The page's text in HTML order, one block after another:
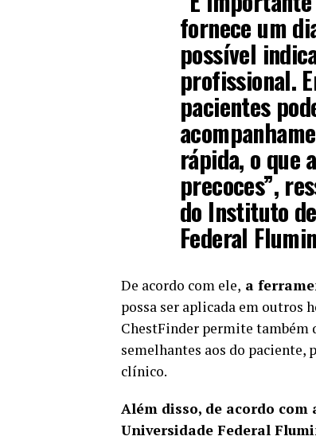
fornece um
possível
profissional.
pacientes
rápida, o que
precoces”,
do Instituto
Federal
De acordo com ele, a
possa ser aplicada em outros
ChestFinder permite também
semelhantes aos do paciente,
clínico.
Além disso, de acordo
Universidade Federal